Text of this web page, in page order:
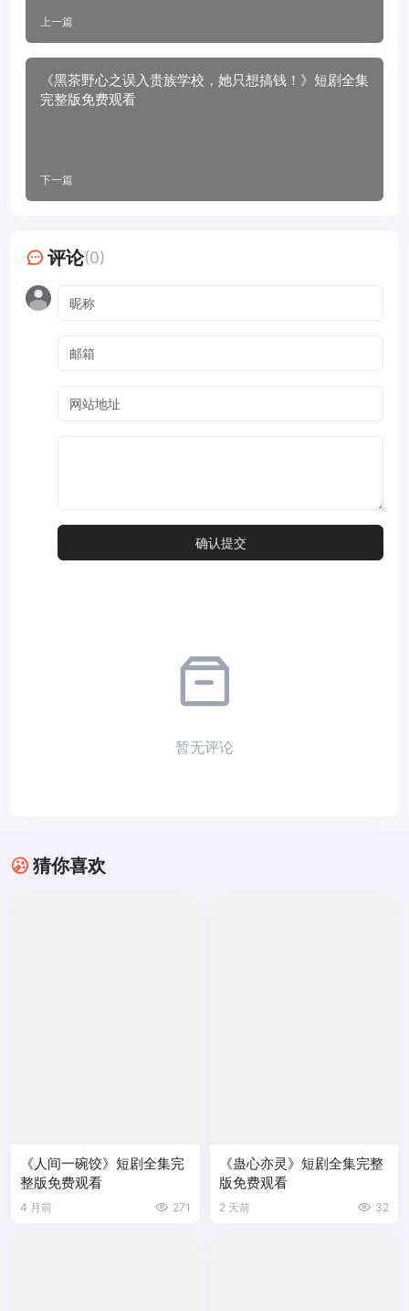
上一篇
《黑茶野心之误入贵族学校，她只想搞钱！》短剧全集
完整版免费观看
下一篇
评论(0)
暂无评论
猜你喜欢
《人间一碗饺》短剧全集完
整版免费观看
4 月前 271
《蛊心亦灵》短剧全集完整
版免费观看
2 天前 32